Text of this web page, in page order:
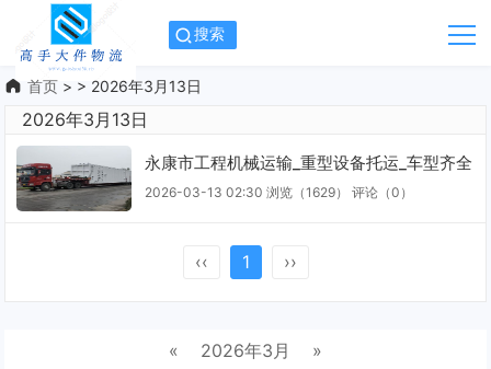
搜索
首页 > > 2026年3月13日
2026年3月13日
永康市工程机械运输_重型设备托运_车型齐全
2026-03-13 02:30 浏览（1629） 评论（0 ）
‹‹ 1 ››
« 2026年3月 »